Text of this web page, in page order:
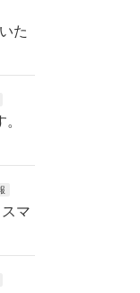
た
マ